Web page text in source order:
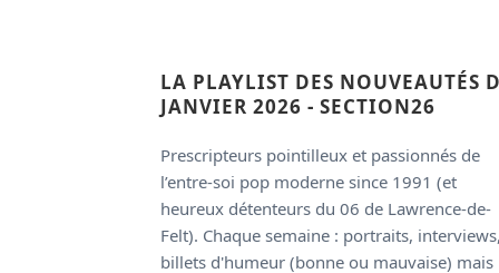
LA PLAYLIST DES NOUVEAUTÉS
JANVIER 2026 - SECTION26
Prescripteurs pointilleux et passionnés de
l’entre-soi pop moderne since 1991 (et
heureux détenteurs du 06 de Lawrence-de-
Felt). Chaque semaine : portraits,
billets d'humeur (bonne ou mauvaise) mais